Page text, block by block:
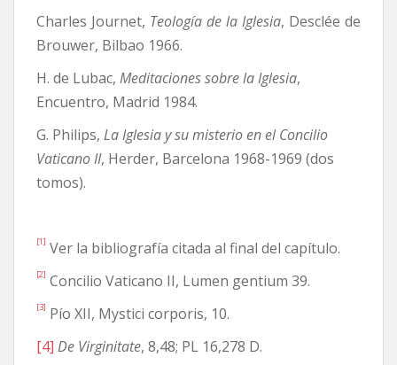
Charles Journet, Teología de la Iglesia, Desclée de
Brouwer, Bilbao 1966.
H. de Lubac, Meditaciones sobre la Iglesia,
Encuentro, Madrid 1984.
G. Philips, La Iglesia y su misterio en el Concilio
Vaticano II, Herder, Barcelona 1968-1969 (dos
tomos).
[1] Ver la bibliografía citada al final del capítulo.
[2] Concilio Vaticano II, Lumen gentium 39.
[3] Pío XII, Mystici corporis, 10.
[4] De Virginitate, 8,48; PL 16,278 D.